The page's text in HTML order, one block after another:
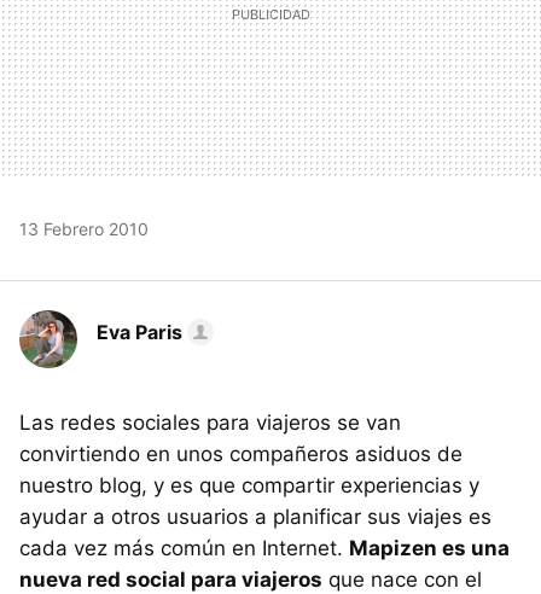
13 Febrero 2010
Eva Paris
Las redes sociales para viajeros se van
convirtiendo en unos compañeros asiduos de
nuestro blog, y es que compartir experiencias y
ayudar a otros usuarios a planificar sus viajes es
cada vez más común en Internet. Mapizen es una
nueva red social para viajeros que nace con el